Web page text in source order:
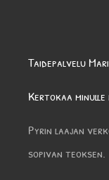
Taidepalvelu
Kertokaa
Pyrin laajan
sopivan teoksen.